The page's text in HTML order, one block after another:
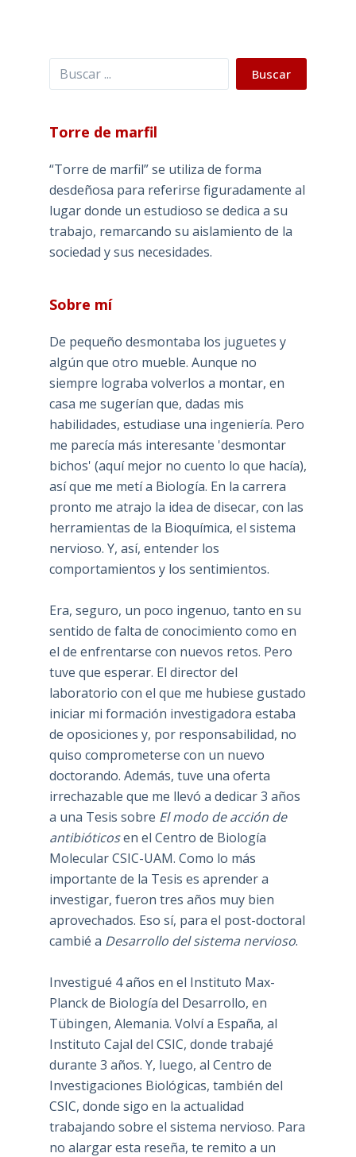
Buscar Buscar
Torre de marfil
“Torre de marfil” se utiliza de forma
desdeñosa para referirse figuradamente al
lugar donde un estudioso se dedica a su
trabajo, remarcando su aislamiento de la
sociedad y sus necesidades.
Sobre mí
De pequeño desmontaba los juguetes y
algún que otro mueble. Aunque no
siempre lograba volverlos a montar, en
casa me sugerían que, dadas mis
habilidades, estudiase una ingeniería. Pero
me parecía más interesante 'desmontar
bichos' (aquí mejor no cuento lo que hacía),
así que me metí a Biología. En la carrera
pronto me atrajo la idea de disecar, con las
herramientas de la Bioquímica, el sistema
nervioso. Y, así, entender los
comportamientos y los sentimientos.
Era, seguro, un poco ingenuo, tanto en su
sentido de falta de conocimiento como en
el de enfrentarse con nuevos retos. Pero
tuve que esperar. El director del
laboratorio con el que me hubiese gustado
iniciar mi formación investigadora estaba
de oposiciones y, por responsabilidad, no
quiso comprometerse con un nuevo
doctorando. Además, tuve una oferta
irrechazable que me llevó a dedicar 3 años
a una Tesis sobre El modo de acción de
antibióticosen el Centro de Biología
Molecular CSIC-UAM. Como lo más
importante de la Tesis es aprender a
investigar, fueron tres años muy bien
aprovechados. Eso sí, para el post-doctoral
cambié a Desarrollo del sistema nervioso.
Investigué 4 años en el Instituto Max-
Planck de Biología del Desarrollo, en
Tübingen, Alemania. Volví a España, al
Instituto Cajal del CSIC, donde trabajé
durante 3 años. Y, luego, al Centro de
Investigaciones Biológicas, también del
CSIC, donde sigo en la actualidad
trabajando sobre el sistema nervioso. Para
no alargar esta reseña, te remito a un